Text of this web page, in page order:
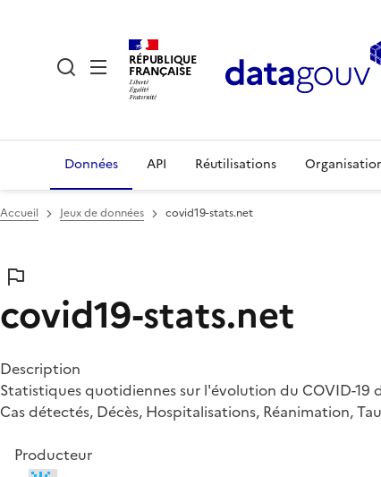
RÉPUBLIQUE
FRANÇAISE
Données API Réutilisations
Accueil Jeux de données covid19-stats.net
covid19-stats.net
Description
Statistiques quotidiennes sur l'évolution du COVID-19
Cas détectés, Décès, Hospitalisations, Réanimation,
Producteur